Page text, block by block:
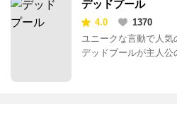
デッドプール
4.0
1370
ユニークな言動で人気
デッドプールが主人公